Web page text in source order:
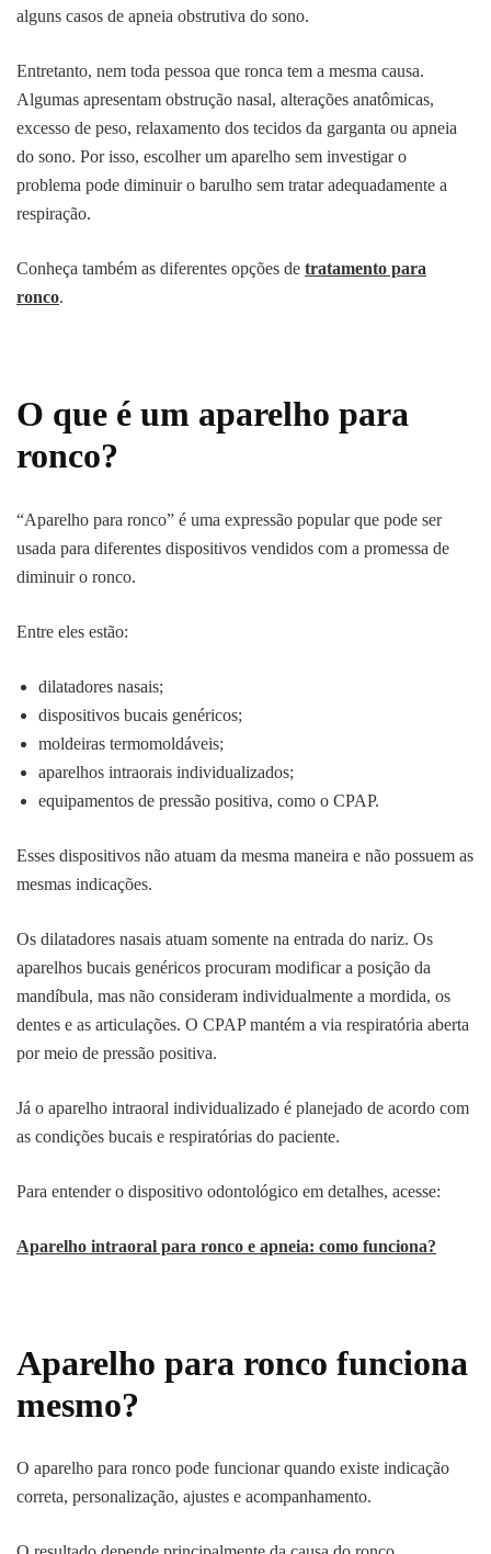
alguns casos de apneia obstrutiva do sono.
Entretanto, nem toda pessoa que ronca tem a mesma causa.
Algumas apresentam obstrução nasal, alterações anatômicas,
excesso de peso, relaxamento dos tecidos da garganta ou apneia
do sono. Por isso, escolher um aparelho sem investigar o
problema pode diminuir o barulho sem tratar adequadamente a
respiração.
Conheça também as diferentes opções de tratamento para
ronco.
O que é um aparelho para
ronco?
“Aparelho para ronco” é uma expressão popular que pode ser
usada para diferentes dispositivos vendidos com a promessa de
diminuir o ronco.
Entre eles estão:
dilatadores nasais;
dispositivos bucais genéricos;
moldeiras termomoldáveis;
aparelhos intraorais individualizados;
equipamentos de pressão positiva, como o CPAP.
Esses dispositivos não atuam da mesma maneira e não possuem as
mesmas indicações.
Os dilatadores nasais atuam somente na entrada do nariz. Os
aparelhos bucais genéricos procuram modificar a posição da
mandíbula, mas não consideram individualmente a mordida, os
dentes e as articulações. O CPAP mantém a via respiratória aberta
por meio de pressão positiva.
Já o aparelho intraoral individualizado é planejado de acordo com
as condições bucais e respiratórias do paciente.
Para entender o dispositivo odontológico em detalhes, acesse:
Aparelho intraoral para ronco e apneia: como funciona?
Aparelho para ronco funciona
mesmo?
O aparelho para ronco pode funcionar quando existe indicação
correta, personalização, ajustes e acompanhamento.